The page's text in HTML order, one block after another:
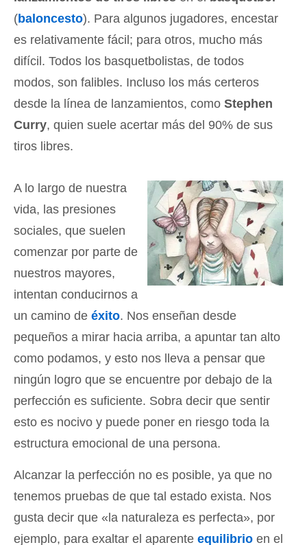
(baloncesto). Para algunos jugadores, encestar
es relativamente fácil; para otros, mucho más
difícil. Todos los basquetbolistas, de todos
modos, son falibles. Incluso los más certeros
desde la línea de lanzamientos, como Stephen
Curry, quien suele acertar más del 90% de sus
tiros libres.
A lo largo de nuestra
vida, las presiones
sociales, que suelen
comenzar por parte de
nuestros mayores,
intentan conducirnos a
un camino de éxito. Nos enseñan desde
pequeños a mirar hacia arriba, a apuntar tan alto
como podamos, y esto nos lleva a pensar que
ningún logro que se encuentre por debajo de la
perfección es suficiente. Sobra decir que sentir
esto es nocivo y puede poner en riesgo toda la
estructura emocional de una persona.
Alcanzar la perfección no es posible, ya que no
tenemos pruebas de que tal estado exista. Nos
gusta decir que «la naturaleza es perfecta», por
ejemplo, para exaltar el aparente equilibrio en el